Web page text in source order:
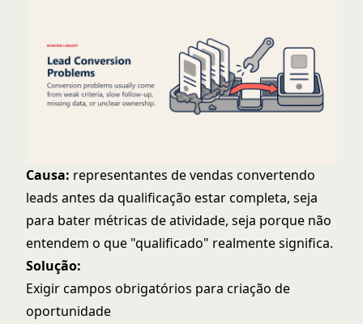
Causa: representantes de vendas convertendo
leads antes da qualificação estar completa, seja
para bater métricas de atividade, seja porque não
entendem o que "qualificado" realmente significa.
Solução:
Exigir campos obrigatórios para criação de
oportunidade